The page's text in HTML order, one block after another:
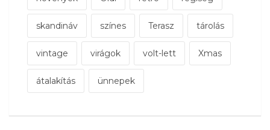
skandináv színes Terasz tárolás
vintage virágok volt-lett Xmas
átalakítás ünnepek